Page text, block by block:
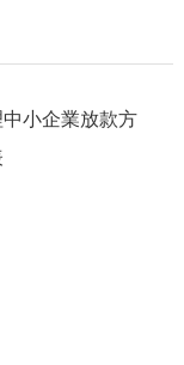
小企業放款方